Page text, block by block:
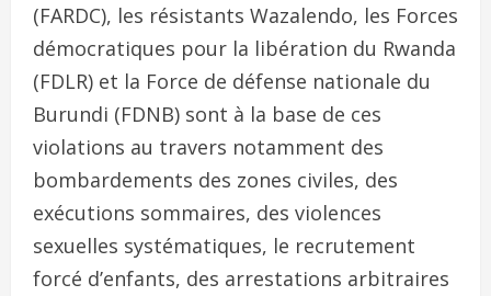
(FARDC), les résistants Wazalendo, les Forces
démocratiques pour la libération du Rwanda
(FDLR) et la Force de défense nationale du
Burundi (FDNB) sont à la base de ces
violations au travers notamment des
bombardements des zones civiles, des
exécutions sommaires, des violences
sexuelles systématiques, le recrutement
forcé d’enfants, des arrestations arbitraires